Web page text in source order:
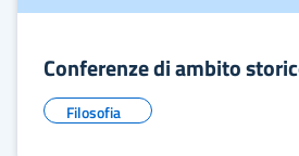
Conferenze di ambito
Filosofia